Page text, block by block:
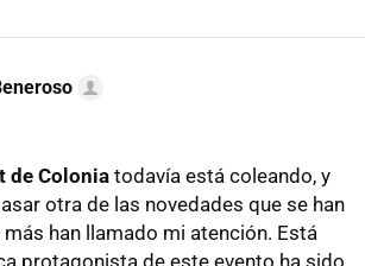
de Colonia todavía está coleando, y
otra de las novedades que se han
han llamado mi atención. Está
protagonista de este evento ha sido